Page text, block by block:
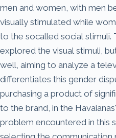
men and women, with men
visually stimulated while
to the so­called social stimuli.
explored the visual stimuli,
well, aiming to analyze a
differentiates this gender
purchasing a product of
to the brand, in the
problem encountered in this